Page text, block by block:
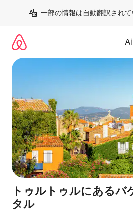
一部の情報は自動翻訳されて
トゥルトゥルにあるバ
タル